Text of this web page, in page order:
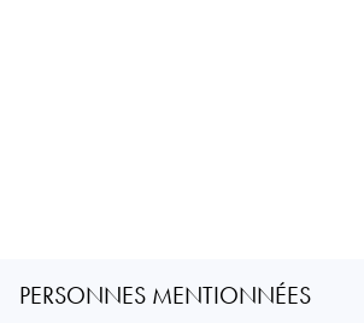
PERSONNES MENTIONNÉES